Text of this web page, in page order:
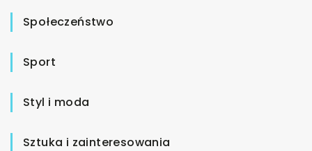
Społeczeństwo
Sport
Styl i moda
Sztuka i zainteresowania